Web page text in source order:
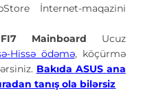
İnternet-maqazini
Mainboard Ucuz
Hissə ödəmə, köçürmə
Bakıda ASUS ana
tanış ola bilərsiz